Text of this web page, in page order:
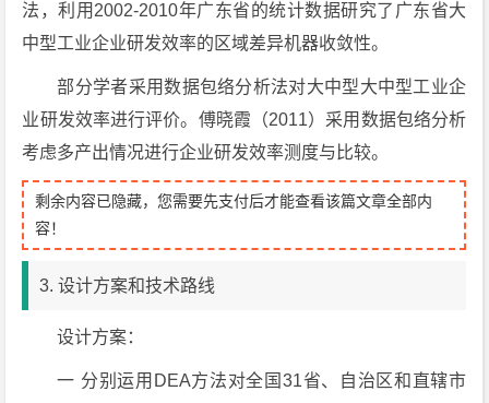
法，利用2002-2010年广东省的统计数据研究了广东省大
中型工业企业研发效率的区域差异机器收敛性。
部分学者采用数据包络分析法对大中型大中型工业企
业研发效率进行评价。傅晓霞（2011）采用数据包络分析
考虑多产出情况进行企业研发效率测度与比较。
剩余内容已隐藏，您需要先支付后才能查看该篇文章全部内
容！
3. 设计方案和技术路线
设计方案：
一 分别运用DEA方法对全国31省、自治区和直辖市